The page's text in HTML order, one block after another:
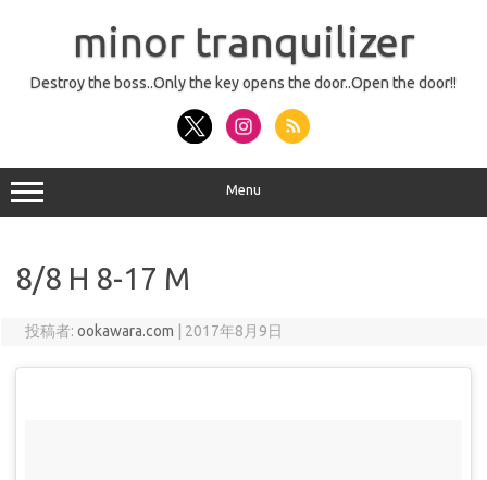
minor tranquilizer
Destroy the boss..Only the key opens the door..Open the door!!
Menu
8/8 H 8-17 M
投稿者: ookawara.com 2017年8月9日